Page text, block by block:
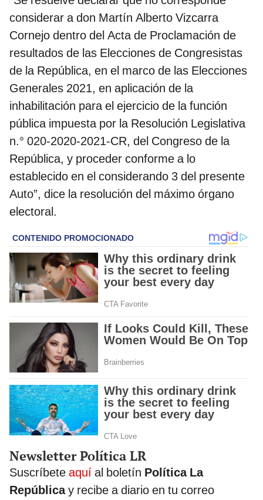
considerar a don Martín Alberto Vizcarra
Cornejo dentro del Acta de Proclamación de
resultados de las Elecciones de Congresistas
de la República, en el marco de las Elecciones
Generales 2021, en aplicación de la
inhabilitación para el ejercicio de la función
pública impuesta por la Resolución Legislativa
n.° 020-2020-2021-CR, del Congreso de la
República, y proceder conforme a lo
establecido en el considerando 3 del presente
Auto”, dice la resolución del máximo órgano
electoral.
Newsletter Política LR
Suscríbete aquí al boletín Política La
Repúblicay recibe a diario en tu correo